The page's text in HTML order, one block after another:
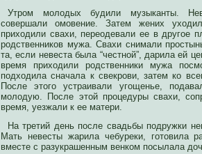
Утром молодых будили музыканты.
совершали омовение. Затем жених
приходили свахи, переодевали ее в другое
родственников мужа. Свахи снимали
та, если невеста была “честной”, дарила ей
время приходили родственники мужа
подходила сначала к свекрови, затем ко
После этого устраивали угощенье,
молодую. После этой процедуры свахи,
время, уезжали к ее матери.
На третий день после свадьбы подружки
Мать невесты жарила чебуреки, готовила
вместе с разукрашенным венком посылала